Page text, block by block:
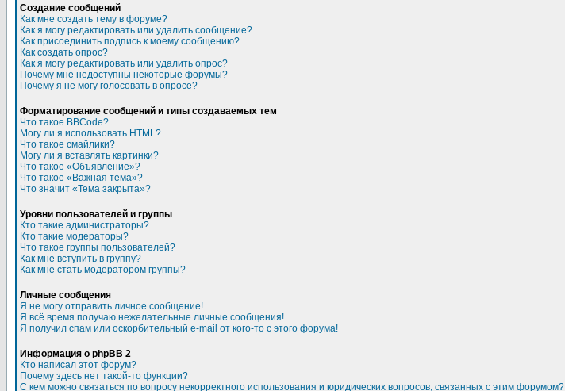
Создание сообщений
Как мне создать тему в форуме?
Как я могу редактировать или удалить сообщение?
Как присоединить подпись к моему сообщению?
Как создать опрос?
Как я могу редактировать или удалить опрос?
Почему мне недоступны некоторые форумы?
Почему я не могу голосовать в опросе?
Форматирование сообщений и типы создаваемых тем
Что такое BBCode?
Могу ли я использовать HTML?
Что такое смайлики?
Могу ли я вставлять картинки?
Что такое «Объявление»?
Что такое «Важная тема»?
Что значит «Тема закрыта»?
Уровни пользователей и группы
Кто такие администраторы?
Кто такие модераторы?
Что такое группы пользователей?
Как мне вступить в группу?
Как мне стать модератором группы?
Личные сообщения
Я не могу отправить личное сообщение!
Я всё время получаю нежелательные личные сообщения!
Я получил спам или оскорбительный e-mail от кого-то с этого форума!
Информация о phpBB 2
Кто написал этот форум?
Почему здесь нет такой-то функции?
С кем можно связаться по вопросу некорректного использования и юридических вопросов, связанных с этим форумом?